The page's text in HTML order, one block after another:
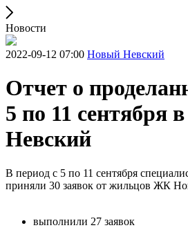
Новости
2022-09-12 07:00 Новый Невский
Отчет о
5 по 11
Невский
В период с 5 по 11 сентября
приняли 30 заявок от жильцов ЖК
выполнили 27 заявок